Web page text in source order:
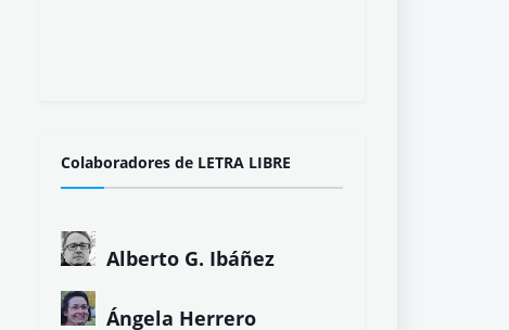
Colaboradores de LETRA LIBRE
Alberto G. Ibáñez
Ángela Herrero